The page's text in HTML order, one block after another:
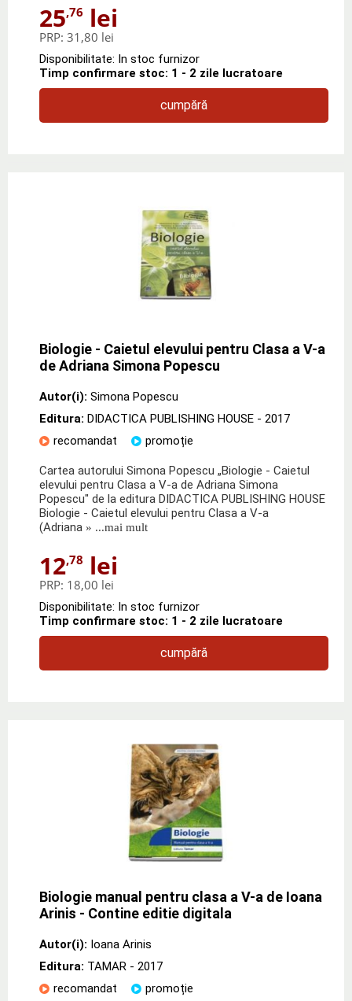
25,76 lei
PRP: 31,80 lei
Disponibilitate: In stoc furnizor
Timp confirmare stoc: 1 - 2 zile lucratoare
cumpără
Biologie - Caietul elevului pentru Clasa a V-a
de Adriana Simona Popescu
Autor(i): Simona Popescu
Editura: DIDACTICA PUBLISHING HOUSE - 2017
recomandat
promoție
Cartea autorului Simona Popescu „Biologie - Caietul
elevului pentru Clasa a V-a de Adriana Simona
Popescu" de la editura DIDACTICA PUBLISHING HOUSE
Biologie - Caietul elevului pentru Clasa a V-a
(Adriana » ...mai mult
12,78 lei
PRP: 18,00 lei
Disponibilitate: In stoc furnizor
Timp confirmare stoc: 1 - 2 zile lucratoare
cumpără
Biologie manual pentru clasa a V-a de Ioana
Arinis - Contine editie digitala
Autor(i): Ioana Arinis
Editura: TAMAR - 2017
recomandat
promoție